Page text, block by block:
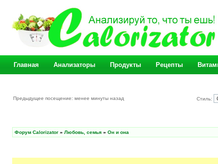
Главная Анализаторы Продукты Рецепты
Предыдущее посещение: менее минуты назад Стиль:
Форум Calorizator » Любовь, семья » Он и она